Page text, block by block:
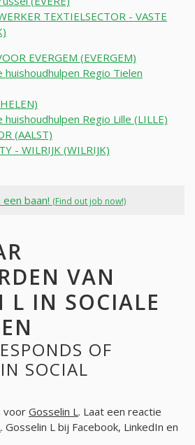
TEXTIELSECTOR - VASTE
EVERGEM (EVERGEM)
Regio Tielen
Regio Lille (LILLE)
(AALST)
- WILRIJK (WILRIJK)
baan! (Find out job now!)
VAN
L IN SOCIALE
OF
SOCIAL
voor Gosselin L. Laat een reactie
. Gosselin L bij Facebook, LinkedIn en